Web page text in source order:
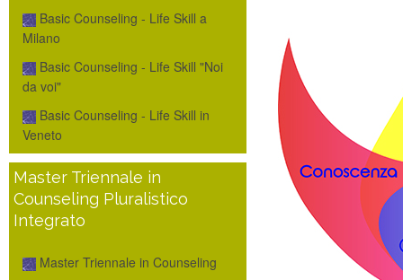
Basic Counseling - Life Skill a
Milano
Basic Counseling - Life Skill "Noi
da voi"
Basic Counseling - Life Skill in
Veneto
Master Triennale in
Counseling Pluralistico
Integrato
Master Triennale in Counseling